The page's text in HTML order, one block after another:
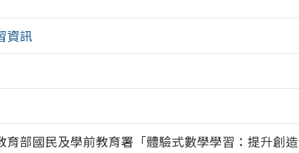
資訊
育部國民及學前教育署「體驗式數學學習：提升創